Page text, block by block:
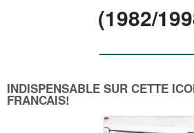
(1982/
INDISPENSABLE SUR CETTE
FRANCAIS!